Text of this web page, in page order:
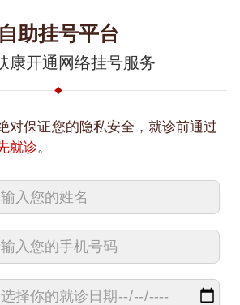
自助挂号平台
康开通网络挂号服务
对保证您的隐私安全，就诊前通过
就诊。